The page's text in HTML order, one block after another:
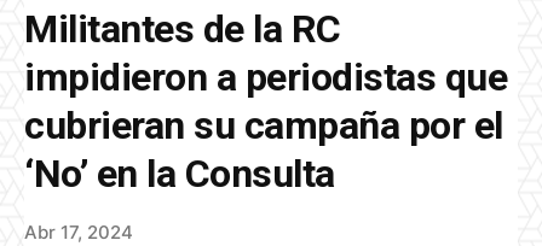
Militantes de la RC
impidieron a periodistas que
cubrieran su campaña por el
‘No’ en la Consulta
Abr 17, 2024